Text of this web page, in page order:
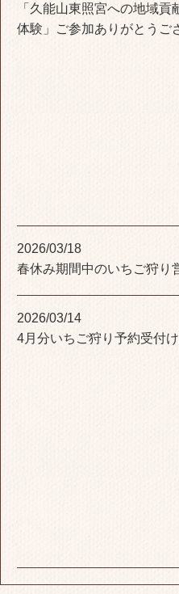
「久能山東照宮への地域
体験」ご参加ありがとうご
2026/03/18
春休み期間中のいちご狩り
2026/03/14
4月分いちご狩り予約受付